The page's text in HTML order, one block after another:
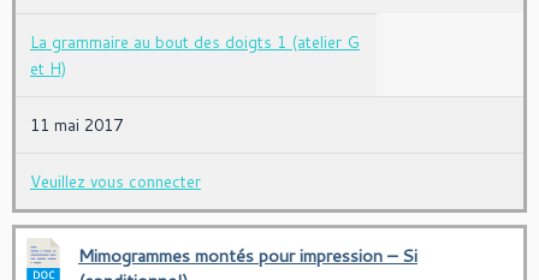
La grammaire au bout des doigts 1 (atelier G
et H)
11 mai 2017
Veuillez vous connecter
Mimogrammes montés pour impression – Si